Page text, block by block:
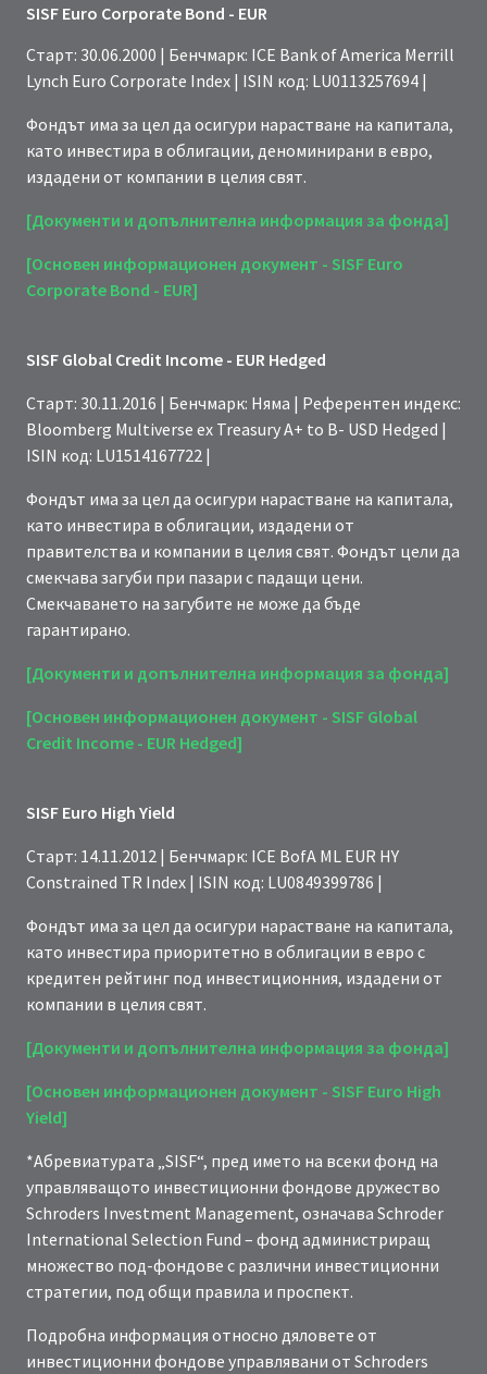
SISF Euro Corporate Bond - EUR
Старт: 30.06.2000 | Бенчмарк: ICE Bank of America Merrill
Lynch Euro Corporate Index | ISIN код: LU0113257694 |
Фондът има за цел да осигури нарастване на капитала,
като инвестира в облигации, деноминирани в евро,
издадени от компании в целия свят.
[Документи и допълнителна информация за фонда]
[Основен информационен документ - SISF Euro
Corporate Bond - EUR]
SISF Global Credit Income - EUR Hedged
Старт: 30.11.2016 | Бенчмарк: Няма | Референтен индекс:
Bloomberg Multiverse ex Treasury A+ to B- USD Hedged |
ISIN код: LU1514167722 |
Фондът има за цел да осигури нарастване на капитала,
като инвестира в облигации, издадени от
правителства и компании в целия свят. Фондът цели да
смекчава загуби при пазари с падащи цени.
Смекчаването на загубите не може да бъде
гарантирано.
[Документи и допълнителна информация за фонда]
[Основен информационен документ - SISF Global
Credit Income - EUR Hedged]
SISF Euro High Yield
Старт: 14.11.2012 | Бенчмарк: ICE BofA ML EUR HY
Constrained TR Index | ISIN код: LU0849399786 |
Фондът има за цел да осигури нарастване на капитала,
като инвестира приоритетно в облигации в евро с
кредитен рейтинг под инвестиционния, издадени от
компании в целия свят.
[Документи и допълнителна информация за фонда]
[Основен информационен документ - SISF Euro High
Yield]
*Абревиатурата „SISF“, пред името на всеки фонд на
управляващото инвестиционни фондове дружество
Schroders Investment Management, означава Schroder
International Selection Fund – фонд администриращ
множество под-фондове с различни инвестиционни
стратегии, под общи правила и проспект.
Подробна информация относно дяловете от
инвестиционни фондове управлявани от Schroders